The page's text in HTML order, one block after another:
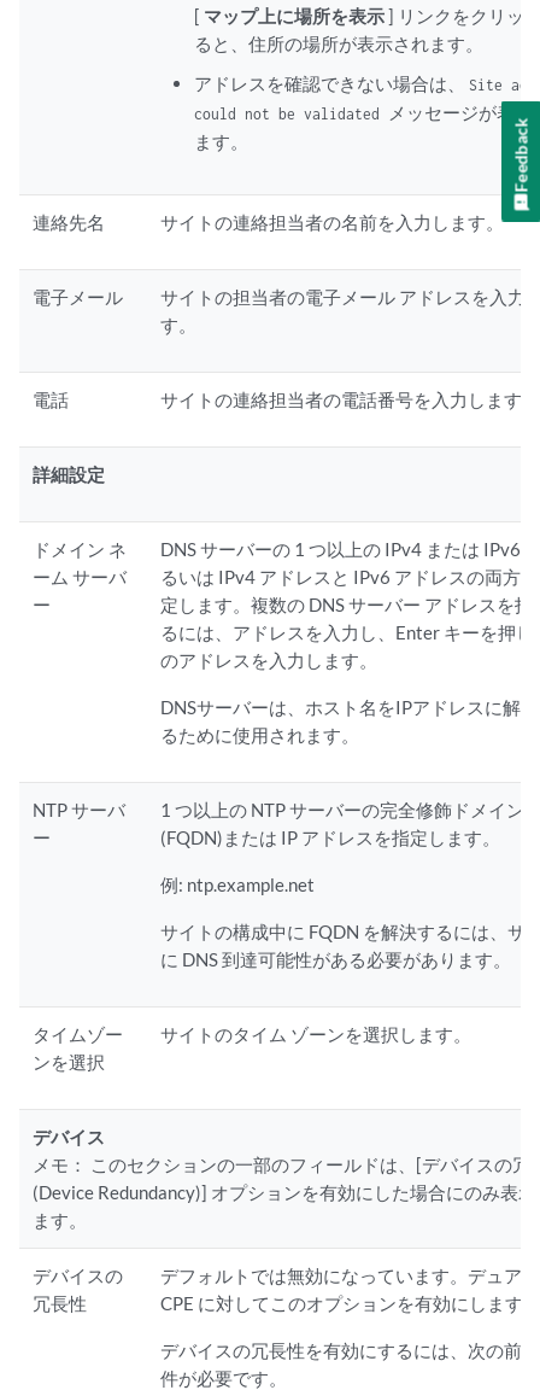
[ マップ上に場所を表示] リンクをクリッ
ると、住所の場所が表示されます。
アドレスを確認できない場合は、
Site
could not be validated
メッセージが表示
ます。
連絡先名 サイトの連絡担当者の名前を入力します。
電子メール
サイトの担当者の電子メール アドレスを入力
す。
電話 サイトの連絡担当者の電話番号を入力します。
詳細設定
ドメイン ネ
ーム サーバ
ー
DNS サーバーの 1 つ以上の IPv4 または IPv6
るいは IPv4 アドレスと IPv6 アドレスの両方
定します。複数の DNS サーバー アドレスを指
るには、アドレスを入力し、Enter キーを押し
のアドレスを入力します。
DNSサーバーは、ホスト名をIPアドレスに解
るために使用されます。
NTP サーバ
ー
1 つ以上の NTP サーバーの完全修飾ドメイン
(FQDN)または IP アドレスを指定します。
例: ntp.example.net
サイトの構成中に FQDN を解決するには、サ
に DNS 到達可能性がある必要があります。
タイムゾー
ンを選択
サイトのタイム ゾーンを選択します。
デバイス
メモ：
このセクションの一部のフィールドは、[デバイスの冗
(Device Redundancy)] オプションを有効にした場合にのみ表
ます。
デバイスの
冗長性
デフォルトでは無効になっています。デュアル
CPE に対してこのオプションを有効にします
デバイスの冗長性を有効にするには、次の前
件が必要です。
Feedback